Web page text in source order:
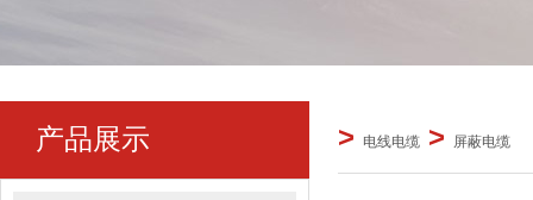
产品展示 > 电线电缆 > 屏蔽电缆